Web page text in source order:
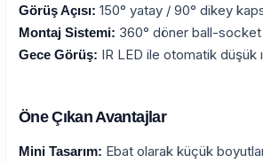
Görüş Açısı: 150° yatay / 90° dikey
Montaj Sistemi: 360° döner ball-
Gece Görüş: IR LED ile otomatik düşük
Öne Çıkan Avantajlar
Mini Tasarım: Ebat olarak küçük